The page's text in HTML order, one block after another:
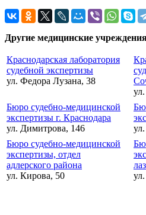
Другие медицинские
Краснодарская лаборатория
судебной экспертизы
ул. Федора Лузана, 38
Бюро судебно-медицинской
экспертизы г. Краснодара
ул. Димитрова, 146
Бюро судебно-медицинской
экспертизы, отдел
адлерского района
ул. Кирова, 50